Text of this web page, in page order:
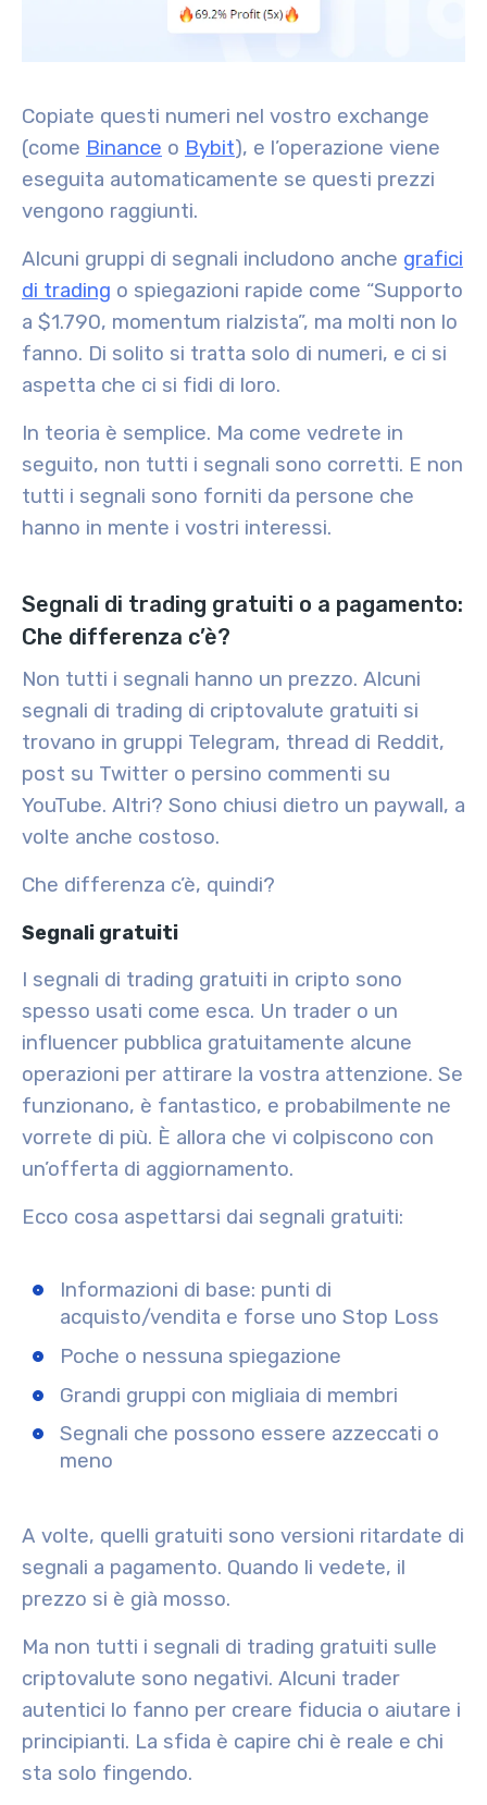
Copiate questi numeri nel vostro exchange
(come Binance o Bybit), e l’operazione viene
eseguita automaticamente se questi prezzi
vengono raggiunti.
Alcuni gruppi di segnali includono anche grafici
di trading o spiegazioni rapide come “Supporto
a $1.790, momentum rialzista”, ma molti non lo
fanno. Di solito si tratta solo di numeri, e ci si
aspetta che ci si fidi di loro.
In teoria è semplice. Ma come vedrete in
seguito, non tutti i segnali sono corretti. E non
tutti i segnali sono forniti da persone che
hanno in mente i vostri interessi.
Segnali di trading gratuiti o a pagamento:
Che differenza c’è?
Non tutti i segnali hanno un prezzo. Alcuni
segnali di trading di criptovalute gratuiti si
trovano in gruppi Telegram, thread di Reddit,
post su Twitter o persino commenti su
YouTube. Altri? Sono chiusi dietro un paywall, a
volte anche costoso.
Che differenza c’è, quindi?
Segnali gratuiti
I segnali di trading gratuiti in cripto sono
spesso usati come esca. Un trader o un
influencer pubblica gratuitamente alcune
operazioni per attirare la vostra attenzione. Se
funzionano, è fantastico, e probabilmente ne
vorrete di più. È allora che vi colpiscono con
un’offerta di aggiornamento.
Ecco cosa aspettarsi dai segnali gratuiti:
Informazioni di base: punti di
acquisto/vendita e forse uno Stop Loss
Poche o nessuna spiegazione
Grandi gruppi con migliaia di membri
Segnali che possono essere azzeccati o
meno
A volte, quelli gratuiti sono versioni ritardate di
segnali a pagamento. Quando li vedete, il
prezzo si è già mosso.
Ma non tutti i segnali di trading gratuiti sulle
criptovalute sono negativi. Alcuni trader
autentici lo fanno per creare fiducia o aiutare i
principianti. La sfida è capire chi è reale e chi
sta solo fingendo.